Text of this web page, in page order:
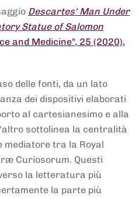
Descartes' Man Under
Statue of Salomon
and Medicine", 25 (2020),
delle fonti, da un lato
dei dispositivi elaborati
al cartesianesimo e alla
sottolinea la centralità
mediatore tra la Royal
Curiosorum. Questi
la letteratura più
la parte più